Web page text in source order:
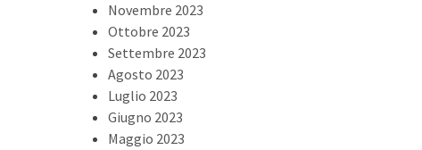
Novembre 2023
Ottobre 2023
Settembre 2023
Agosto 2023
Luglio 2023
Giugno 2023
Maggio 2023